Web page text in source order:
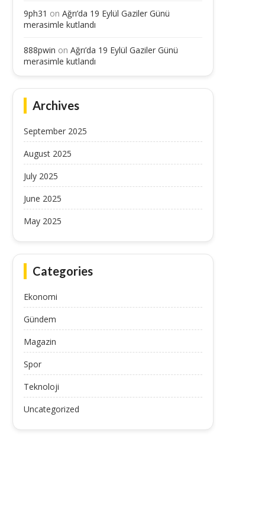
Dışişleri Bakanı Fidan, Malezya’da
TV’nin sorularını yanıtladı...
Dışişleri Bakanı Fidan:
9ph31 on Ağrı’da 19 Eylül Gaziler Günü
merasimle kutlandı
888pwin on Ağrı’da 19 Eylül Gaziler Günü
merasimle kutlandı
Archives
September 2025
August 2025
July 2025
June 2025
May 2025
Categories
Ekonomi
Gündem
Magazin
Spor
Teknoloji
Uncategorized